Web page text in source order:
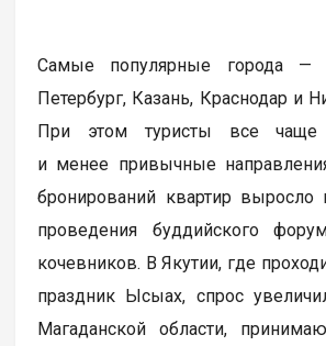
Самые популярные города —
Петербург, Казань, Краснодар и
При этом туристы все чаще
и менее привычные
бронирований квартир
проведения буддийского
кочевников. В Якутии, где
праздник Ысыах, спрос
Магаданской области,